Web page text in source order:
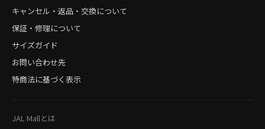
キャンセル・返品・交換について
保証・修理について
サイズガイド
お問い合わせ先
特商法に基づく表示
JAL Mallとは